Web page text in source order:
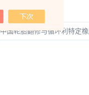
中国轮胎翻修与循环利特定